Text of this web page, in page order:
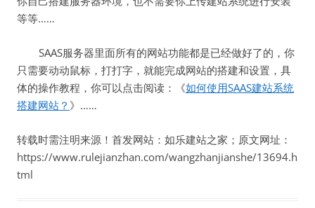
等等……
SAAS服务器里面所有的网站功能都是已经做好了的，你
只需要动动鼠标，打打字，就能完成网站的搭建和设置，具
体的操作教程，你可以点击阅读：《如何使用SAAS建站系统
搭建网站？ 》……
转载时需注明来源！首发网站：如乐建站之家；原文网址：
https://www.rulejianzhan.com/wangzhanjianshe/13694.h
tml